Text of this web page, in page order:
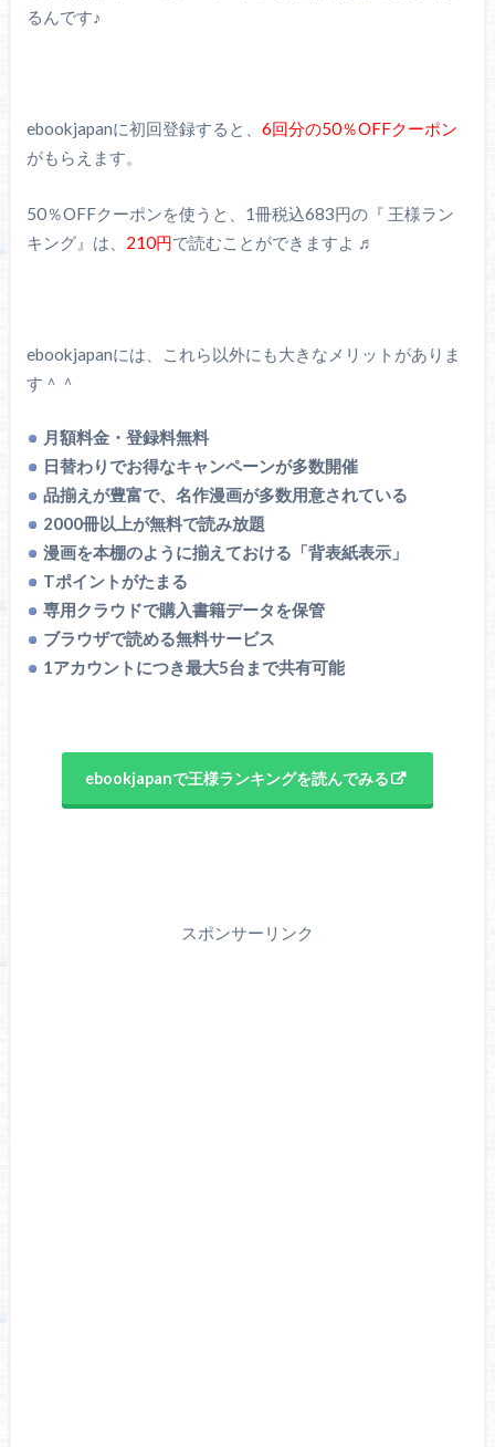
るんです♪
ebookjapanに初回登録すると、 6回分の50％OFFクーポン
がもらえます。
50％OFFクーポンを使うと、1冊税込683円の『 王様ラン
キング』は、 210円で読むことができますよ ♬
ebookjapanには、これら以外にも大きなメリットがありま
す＾＾
月額料金・登録料無料
日替わりでお得なキャンペーンが多数開催
品揃えが豊富で、名作漫画が多数用意されている
2000冊以上が無料で読み放題
漫画を本棚のように揃えておける「背表紙表示」
Tポイントがたまる
専用クラウドで購入書籍データを保管
ブラウザで読める無料サービス
1アカウントにつき最大5台まで共有可能
ebookjapanで王様ランキングを読んでみる
スポンサーリンク